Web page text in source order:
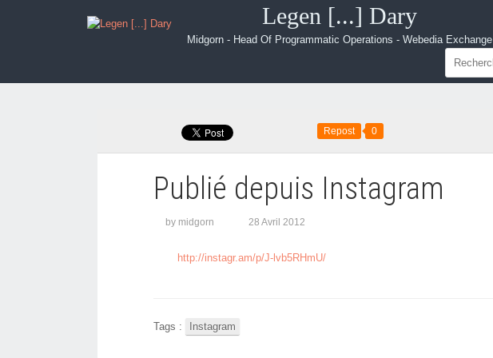
Legen [...] Dary
Midgorn - Head Of Programmatic Operations - Webedia Exchange
Repost 0
Publié depuis Instagram
by midgorn 28 Avril 2012
http://instagr.am/p/J-lvb5RHmU/
Tags : Instagram